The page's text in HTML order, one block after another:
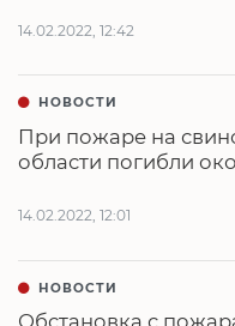
14.02.2022, 12:42
НОВОСТИ
При пожаре на
области погибли
14.02.2022, 12:01
НОВОСТИ
Обстановка с